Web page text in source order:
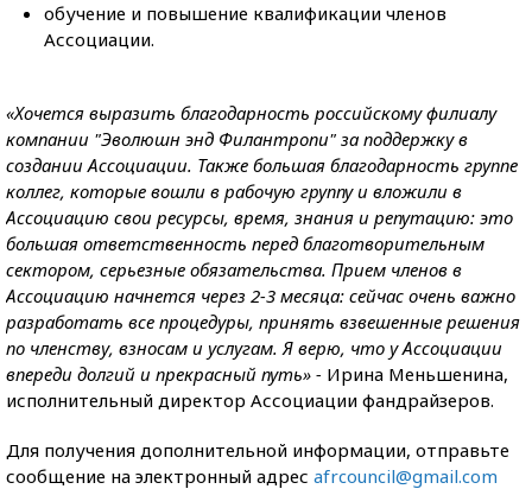
обучение и повышение квалификации членов
Ассоциации.
«Хочется выразить благодарность российскому филиалу
компании "Эволюшн энд Филантропи" за поддержку в
создании Ассоциации. Также большая благодарность группе
коллег, которые вошли в рабочую группу и вложили в
Ассоциацию свои ресурсы, время, знания и репутацию: это
большая ответственность перед благотворительным
сектором, серьезные обязательства. Прием членов в
Ассоциацию начнется через 2-3 месяца: сейчас очень важно
разработать все процедуры, принять взвешенные решения
по членству, взносам и услугам. Я верю, что у Ассоциации
впереди долгий и прекрасный путь» - Ирина Меньшенина,
исполнительный директор Ассоциации фандрайзеров.
Для получения дополнительной информации, отправьте
сообщение на электронный адрес afrcouncil@gmail.com